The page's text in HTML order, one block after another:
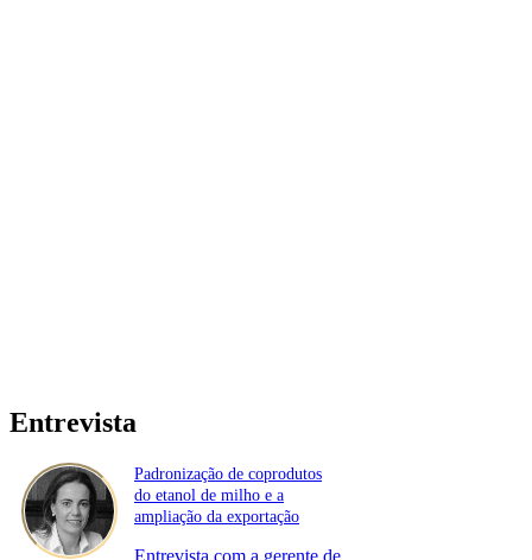
Entrevista
Padronização de coprodutos
do etanol de milho e a
ampliação da exportação
Entrevista com a gerente de